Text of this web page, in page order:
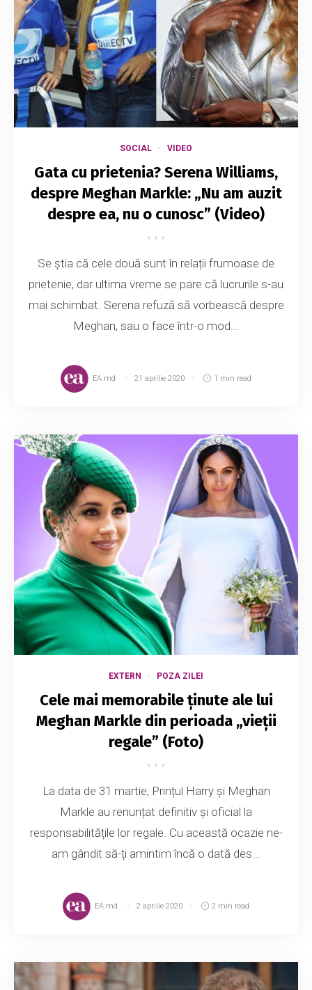
SOCIAL VIDEO
Gata cu prietenia? Serena Williams,
despre Meghan Markle: „Nu am auzit
despre ea, nu o cunosc” (Video)
Se știa că cele două sunt în relații frumoase de
prietenie, dar ultima vreme se pare că lucrurile s-au
mai schimbat. Serena refuză să vorbească despre
Meghan, sau o face într-o mod...
EA.md 21 aprilie 2020 1 min read
EXTERN POZA ZILEI
Cele mai memorabile ținute ale lui
Meghan Markle din perioada „vieții
regale” (Foto)
La data de 31 martie, Prințul Harry și Meghan
Markle au renunțat definitiv și oficial la
responsabilitățile lor regale. Cu această ocazie ne-
am gândit să-ți amintim încă o dată des...
EA.md 2 aprilie 2020 2 min read